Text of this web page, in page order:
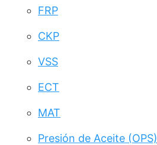
FRP
CKP
VSS
ECT
MAT
Presión de Aceite (OPS)